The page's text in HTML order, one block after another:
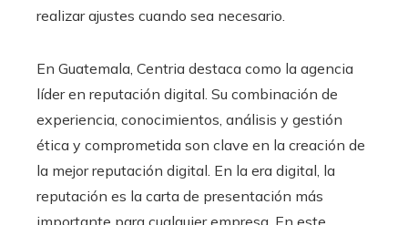
realizar ajustes cuando sea necesario.
En Guatemala, Centria destaca como la agencia
líder en reputación digital. Su combinación de
experiencia, conocimientos, análisis y gestión
ética y comprometida son clave en la creación de
la mejor reputación digital. En la era digital, la
reputación es la carta de presentación más
importante para cualquier empresa. En este